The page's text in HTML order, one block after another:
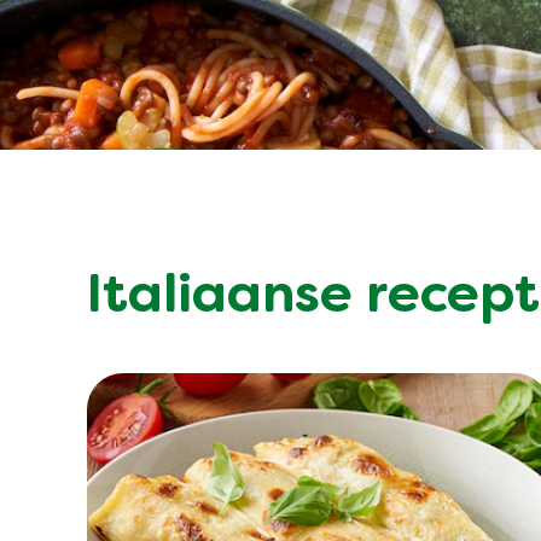
Italiaanse